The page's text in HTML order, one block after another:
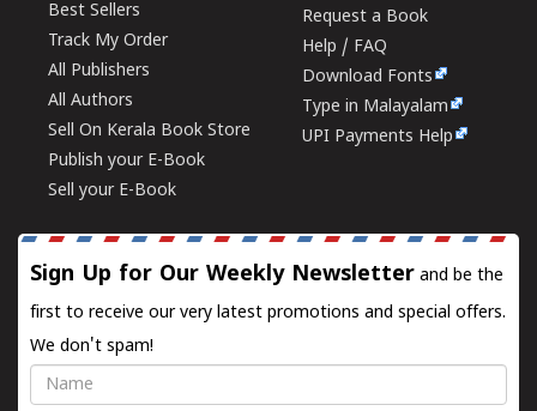
Best Sellers
Track My Order
All Publishers
All Authors
Sell On Kerala Book Store
Publish your E-Book
Sell your E-Book
Request a Book
Help / FAQ
Download Fonts
Type in Malayalam
UPI Payments Help
Sign Up for Our Weekly Newsletter and be the
first to receive our very latest promotions and special offers.
We don't spam!
Name